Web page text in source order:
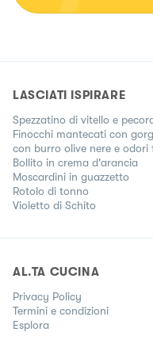
LASCIATI ISPIRARE
Spezzatino di vitello e
Finocchi mantecati con
con burro olive nere e odori
Bollito in crema d'arancia
Moscardini in guazzetto
Rotolo di tonno
Violetto di Schito
AL.TA CUCINA
Privacy Policy
Termini e condizioni
Esplora